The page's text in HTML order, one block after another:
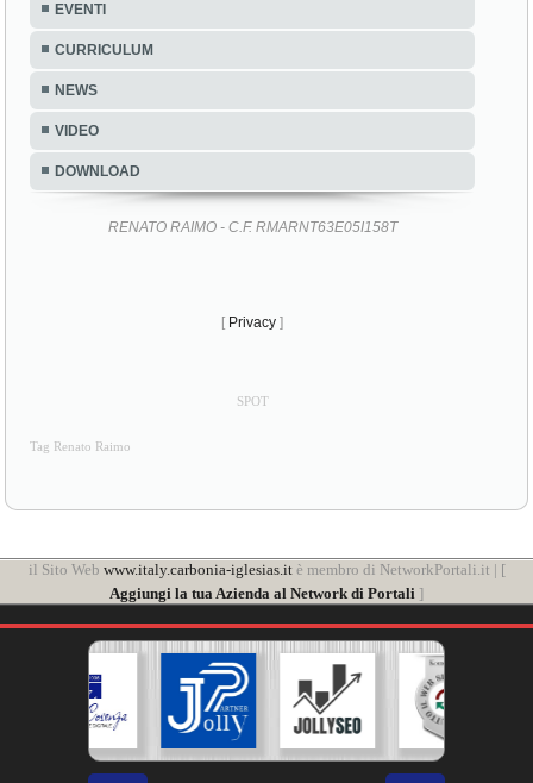
EVENTI
CURRICULUM
NEWS
VIDEO
DOWNLOAD
RENATO RAIMO - C.F. RMARNT63E05I158T
[ Privacy ]
SPOT
Tag Renato Raimo
il Sito Web www.italy.carbonia-iglesias.itè membro di NetworkPortali.it | [
Aggiungi la tua Azienda al Network di Portali ]